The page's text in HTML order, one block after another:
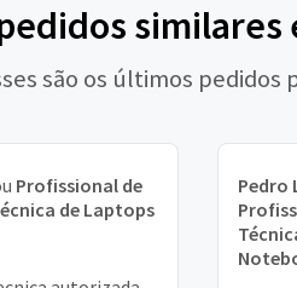
são os últimos pedidos
Profissional de
de Laptops
Pedro